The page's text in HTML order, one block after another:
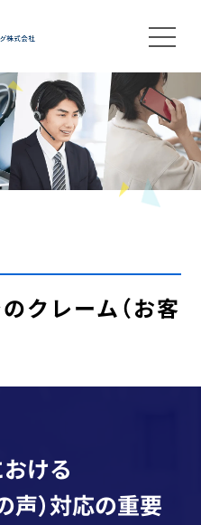
クレーム（お客
ける
声）対応の重要